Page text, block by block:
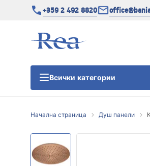
+359 2 492 8820
Всички категории
Душ кабини
Начална страница Душ панели